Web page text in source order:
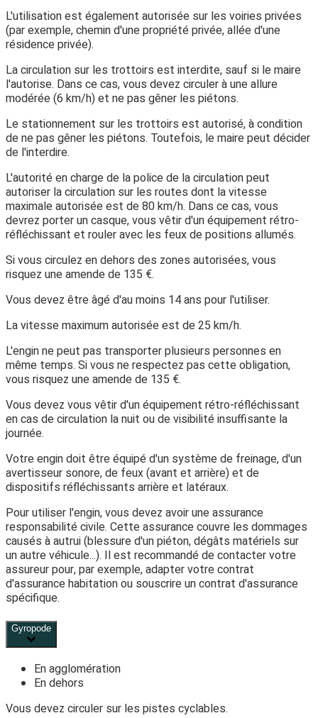
L'utilisation est également autorisée sur les voiries privées
(par exemple, chemin d'une propriété privée, allée d'une
résidence privée).
La circulation sur les trottoirs est interdite, sauf si le maire
l'autorise. Dans ce cas, vous devez circuler à une allure
modérée (6 km/h) et ne pas gêner les piétons.
Le stationnement sur les trottoirs est autorisé, à condition
de ne pas gêner les piétons. Toutefois, le maire peut décider
de l'interdire.
L'autorité en charge de la police de la circulation peut
autoriser la circulation sur les routes dont la vitesse
maximale autorisée est de 80 km/h. Dans ce cas, vous
devrez porter un casque, vous vêtir d'un équipement rétro-
réfléchissant et rouler avec les feux de positions allumés.
Si vous circulez en dehors des zones autorisées, vous
risquez une amende de 135 €.
Vous devez être âgéd'au moins 14 ans pour l'utiliser.
Lavitesse maximumautorisée est de25 km/h.
L'engin ne peut pas transporter plusieurs personnes en
même temps. Si vous ne respectez pas cette obligation,
vous risquez une amende de 135 €.
Vous devez vous vêtir d'un équipement rétro-réfléchissant
en cas de circulation la nuit ou de visibilité insuffisante la
journée.
Votre engin doit être équipé d'un système de freinage, d'un
avertisseur sonore, de feux (avant et arrière) et de
dispositifs réfléchissants arrière et latéraux.
Pour utiliser l'engin, vous devez avoir une assurance
responsabilité civile. Cette assurance couvre les dommages
causés à autrui (blessure d'un piéton, dégâts matériels sur
un autre véhicule...). Il est recommandé de contacter votre
assureur pour, par exemple, adapter votre contrat
d'assurance habitation ou souscrire un contrat d'assurance
spécifique.
Gyropode
En agglomération
En dehors
Vous devez circuler sur les pistes cyclables.